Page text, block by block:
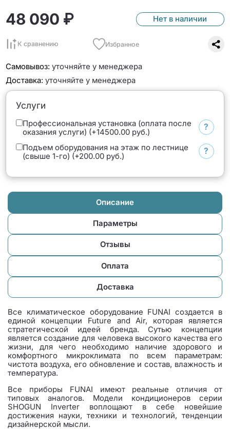
48 090 ₽ Нет в наличии
К сравнению Избранное
Самовывоз: уточняйте у менеджера
Доставка: уточняйте у менеджера
Услуги
Профессиональная установка (оплата после
оказания услуги) (+14500.00 руб.)
?
Подъем оборудования на этаж по лестнице
(свыше 1-го) (+200.00 руб.)
?
Описание
Параметры
Отзывы
Оплата
Доставка
Все климатическое оборудование FUNAI создается в
единой концепции Future and Air, которая является
стратегической идеей бренда. Сутью концепции
является создание для человека высокого качества его
жизни, для чего необходимо наличие здорового и
комфортного микроклимата по всем параметрам:
чистота воздуха, его обновление и состав, влажность и
температура.
Все приборы FUNAI имеют реальные отличия от
типовых аналогов. Модели кондиционеров серии
SHOGUN Inverter воплощают в себе новейшие
достижения науки, техники и технологий, тенденции
дизайнерской мысли.